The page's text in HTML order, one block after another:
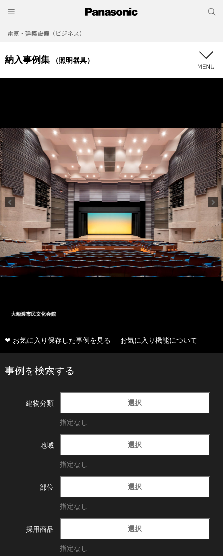
電気・建築設備（ビジネス）
納入事例集 （照明器具）
十和田市総合体育センター
❤ お気に入り保存した事例を見る お気に入り機能について
事例を検索する
建物分類 選択
指定なし
地域 選択
指定なし
部位 選択
指定なし
採用商品 選択
指定なし